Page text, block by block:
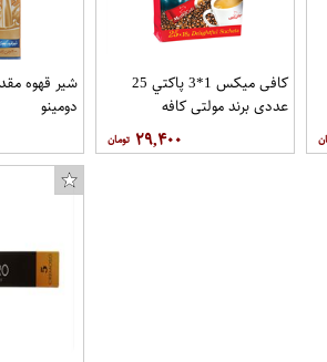
کافی میکس 1*3 پاکتي 25
عددي برند مولتی کافه
۲۹,۴۰۰
دومینو